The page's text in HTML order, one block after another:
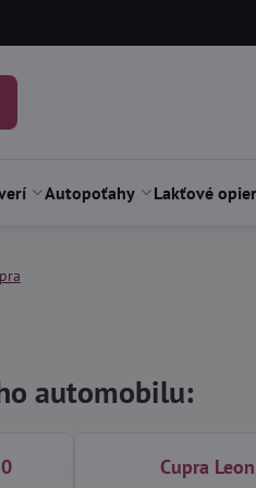
Autopoťahy Lakťové
automobilu:
Cupra